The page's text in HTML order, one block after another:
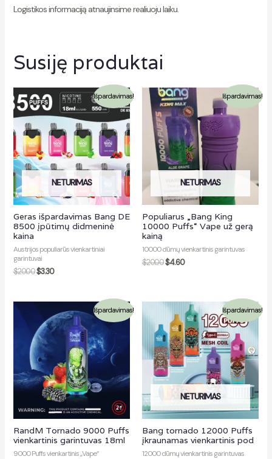
Logistikos informaciją atnaujinsime realiuoju laiku.
Susiję produktai
Išpardavimas!
NETURIMAS
Geras išpardavimas Bang DE
8500 įpūtimų didmeninė
kaina
Austrijos populiarūs vienkartiniai
garintuvai
$20.00$3.30
Išpardavimas!
NETURIMAS
Populiarus „Bang King
10000 Puffs“ Vape už gerą
kainą
10000 dūmų vienkartinis garintuvas
$20.00$4.60
Išpardavimas!
RandM Tornado 9000 Puffs
vienkartinis garintuvas 18ml
9000 Puffs vienkartinis „Vape“
Išpardavimas!
NETURIMAS
Bang tornado 12000 Puffs
įkraunamas vienkartinis pod
12000 dūmų vienkartinis garintuvas